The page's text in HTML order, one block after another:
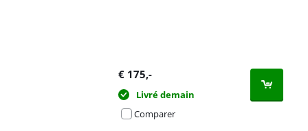
€ 175,-
Livré demain
Comparer